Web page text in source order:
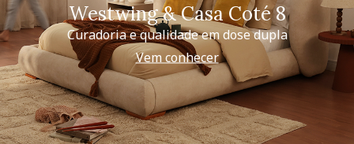
Westwing & Casa Coté 8
Curadoria e qualidade em dose dupla
Vem conhecer